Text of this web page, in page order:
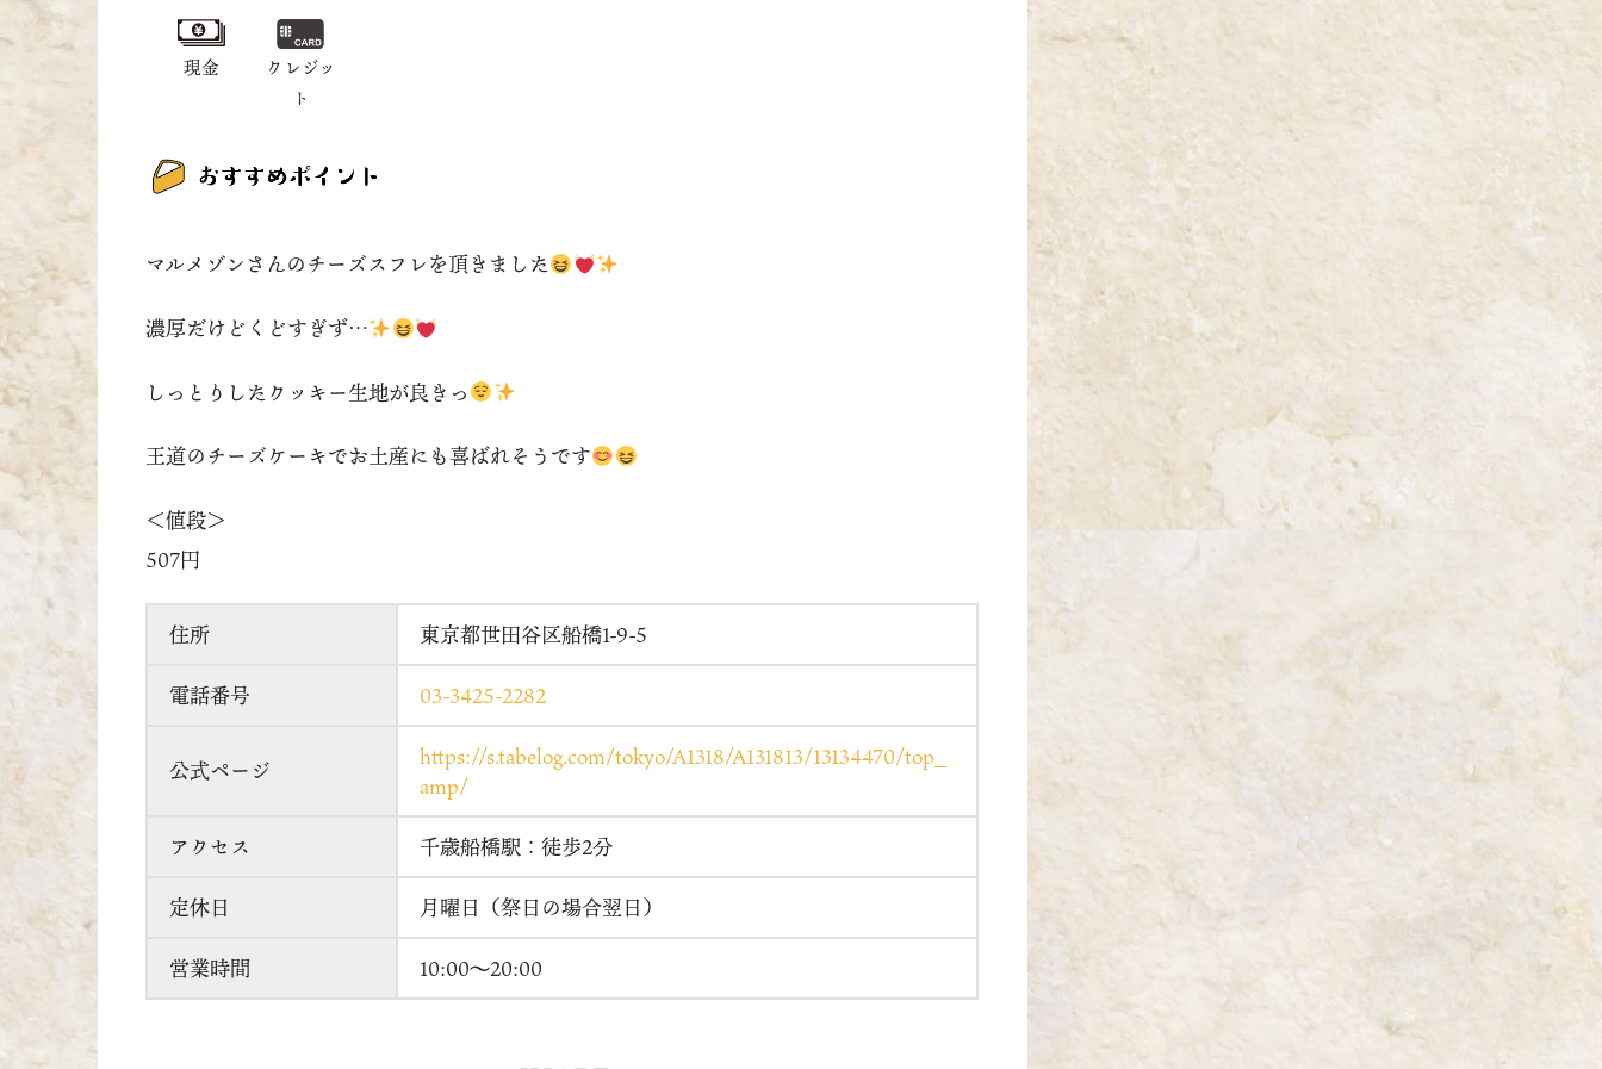
現金
クレジッ
ト
マルメゾンさんのチーズスフレを頂きました
濃厚だけどくどすぎず…
しっとりしたクッキー生地が良きっ
王道のチーズケーキでお土産にも喜ばれそうです
＜値段＞
507円
住所 東京都世田谷区船橋1-9-5
電話番号 03-3425-2282
公式ページ
https://s.tabelog.com/tokyo/A1318/A131813/13134470/top_
amp/
アクセス 千歳船橋駅：徒歩2分
定休日 月曜日（祭日の場合翌日）
営業時間 10:00～20:00